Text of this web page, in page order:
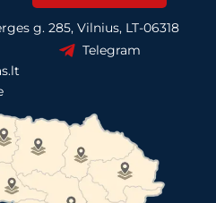
g. 285, Vilnius, LT-06318
Telegram